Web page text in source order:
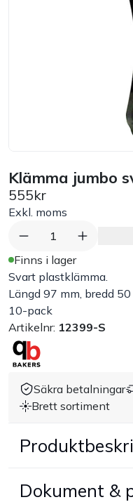
Stickvagnar &
Råvaruhantering &
Arbetskläder
Plåtbyte
Monin
Handla efter bransch
Varumärken
Outlet
Klämma jumbo
555kr
Exkl. moms
1
Finns i lager
Svart plastklämma.
Längd 97 mm, bredd 50
10-pack
Artikelnr: 12399-S
Säkra betalningar
Brett sortiment
Dokument &